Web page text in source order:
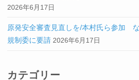
2026年6月17日
原発安全審査見直しを/本村氏ら参加
規制委に要請 2026年6月17日
カテゴリー